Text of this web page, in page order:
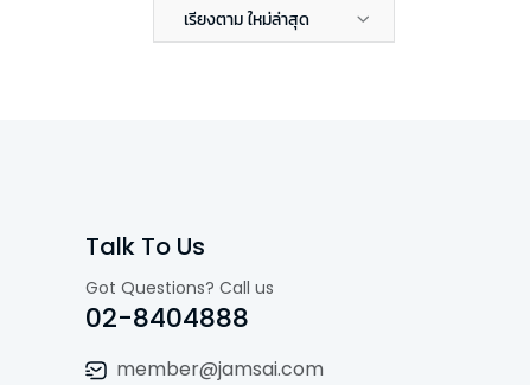
เรียงตาม ใหม่ล่าสุด
Talk To Us
Got Questions? Call us
02-8404888
member@jamsai.com